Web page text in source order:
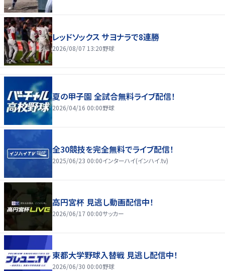
レッドソックス サヨナラで8連勝
2026/08/07 13:20野球
夏の甲子園 全試合無料ライブ配信！
2026/04/16 00:00野球
全30競技を完全無料でライブ配信！
2025/06/23 00:00インターハイ(インハイ.tv)
高円宮杯 見逃し動画配信中！
2026/06/17 00:00サッカー
東都大学野球入替戦 見逃し配信中！
2026/06/30 00:00野球